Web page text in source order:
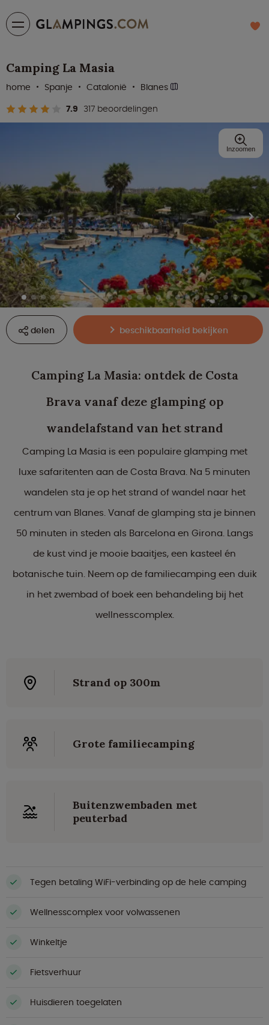
Camping La Masia
7.9 317 beoordelingen
home Spanje Catalonië Blanes
delen beschikbaarheid bekijken
Inzoomen
Camping La Masia: ontdek de Costa
Brava vanaf deze glamping op
wandelafstand van het strand
Camping La Masia is een populaire glamping met
luxe safaritenten aan de Costa Brava. Na 5 minuten
wandelen sta je op het strand of wandel naar het
centrum van Blanes. Vanaf de glamping sta je binnen
50 minuten in steden als Barcelona en Girona. Langs
de kust vind je mooie baaitjes, een kasteel én
botanische tuin. Neem op de familiecamping een duik
in het zwembad of boek een behandeling bij het
wellnesscomplex.
Strand op 300m
Grote familiecamping
Buitenzwembaden met
peuterbad
Tegen betaling WiFi-verbinding op de hele camping
Wellnesscomplex voor volwassenen
Winkeltje
Fietsverhuur
Huisdieren toegelaten